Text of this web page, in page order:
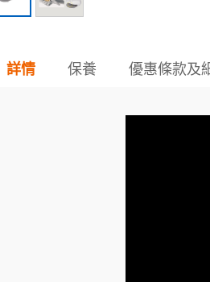
詳情 保養 優惠條款及